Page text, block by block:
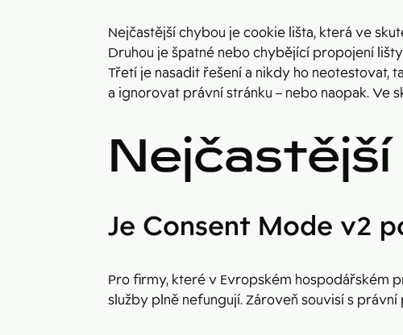
Nejčastější chybou je cookie lišta, která ve
Druhou je špatné nebo chybějící propojení
Třetí je nasadit řešení a nikdy ho neotestovat,
a ignorovat právní stránku – nebo naopak. Ve
Je Consent Mode v2
Pro firmy, které v Evropském hospodářském
služby plně nefungují. Zároveň souvisí s